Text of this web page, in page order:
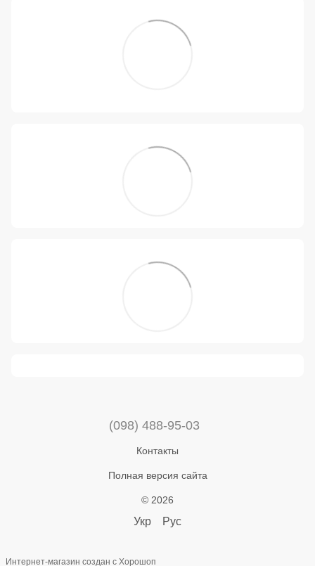
(098) 488-95-03
Контакты
Полная версия сайта
© 2026
Укр Рус
Интернет-магазин создан с Хорошоп